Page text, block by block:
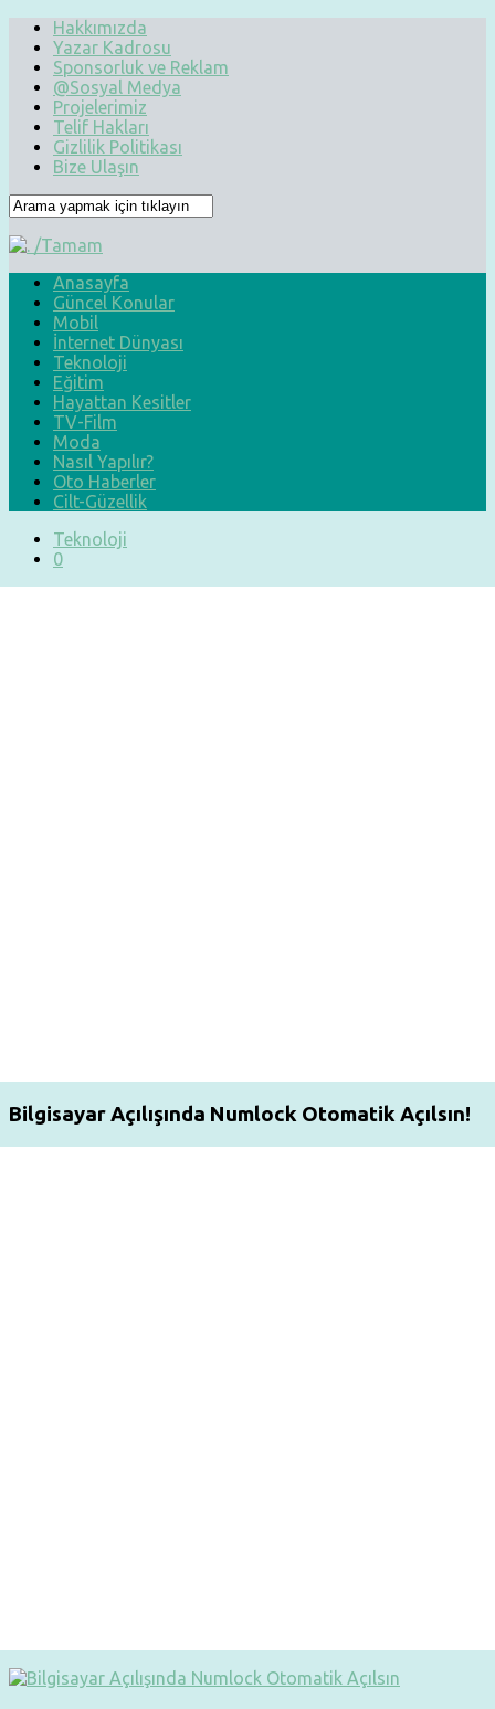
Hakkımızda
Yazar Kadrosu
Sponsorluk ve Reklam
@Sosyal Medya
Projelerimiz
Telif Hakları
Gizlilik Politikası
Bize Ulaşın
Anasayfa
Güncel Konular
Mobil
İnternet Dünyası
Teknoloji
Eğitim
Hayattan Kesitler
TV-Film
Moda
Nasıl Yapılır?
Oto Haberler
Cilt-Güzellik
Teknoloji
0
Bilgisayar Açılışında Numlock Otomatik Açılsın!